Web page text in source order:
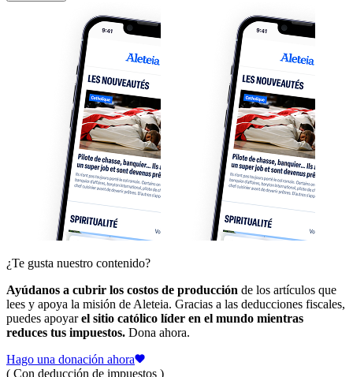
¿Te gusta nuestro contenido?
Ayúdanos a cubrir los costos de producción de los artículos que
lees y apoya la misión de Aleteia. Gracias a las deducciones fiscales,
puedes apoyarel sitio católico líder en el mundo mientras
reduces tus impuestos. Dona ahora.
Hago una donación ahora
( Con deducción de impuestos )